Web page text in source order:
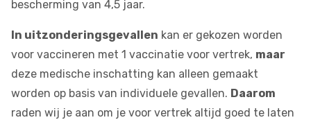
bescherming van 4,5 jaar.
In uitzonderingsgevallen kan er gekozen worden
voor vaccineren met 1 vaccinatie voor vertrek, maar
deze medische inschatting kan alleen gemaakt
worden op basis van individuele gevallen. Daarom
raden wij je aan om je voor vertrek altijd goed te laten